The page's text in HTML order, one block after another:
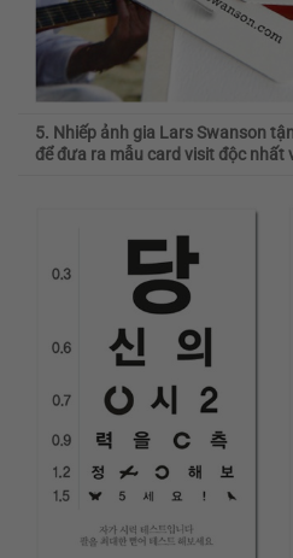
5. Nhiếp ảnh gia Lars Swanson
để đưa ra mẫu card visit độc nhất